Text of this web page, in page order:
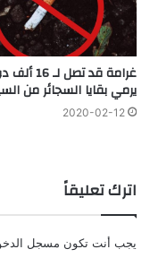
غرامة قد
يرمي بقايا السجائر من
2020-02-12
اترك تعليقاً
يجب أنت تكون مسجل